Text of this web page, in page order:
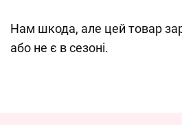
Нам шкода, але цей товар
або не є в сезоні.